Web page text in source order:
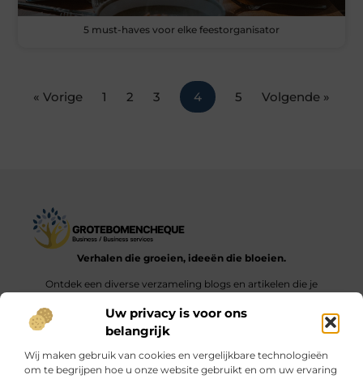
Uw privacy is voor ons
belangrijk
Wij maken gebruik van cookies en vergelijkbare technologieën
om te begrijpen hoe u onze website gebruikt en om uw ervaring
5 must-haves voor elke feestorganisator
« Vorige 1 2 3 4 5 Volgende »
Verhalen die groeien, ideeën die bloeien.
Ontdek een diverse verzameling blogs en artikelen die je
dagelijks leven.